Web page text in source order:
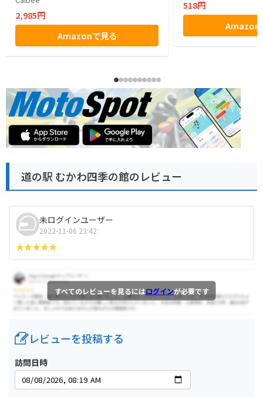
2,985円
Amazonで見る
518円
Amazon
道の駅 むかわ四季の館のレビュー
未ログインユーザー
2022-11-06 23:42
すべてのレビューを見るにはログインが必要です
レビューを投稿する
訪問日時